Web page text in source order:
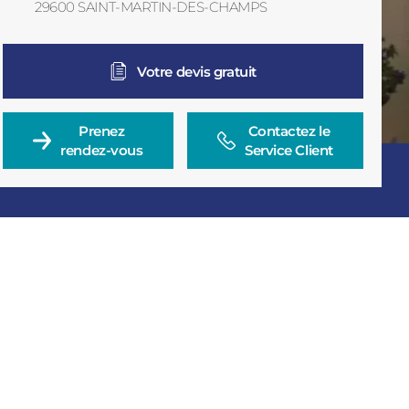
Consulter
29600 SAINT-MARTIN-DES-CHAMPS
Votre devis gratuit
Prenez
rendez-vous
Contactez le
Service Client